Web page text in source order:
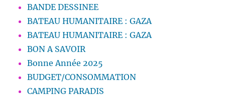
BANDE DESSINEE
BATEAU HUMANITAIRE : GAZA
BATEAU HUMANITAIRE : GAZA
BON A SAVOIR
Bonne Année 2025
BUDGET/CONSOMMATION
CAMPING PARADIS